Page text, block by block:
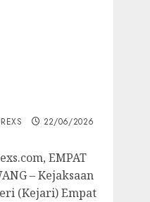
22/06/2026
EMPAT
– Kejaksaan
(Kejari) Empat